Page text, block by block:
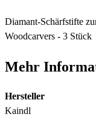
Diamant-Schärfstifte
Woodcarvers - 3 Stück
Mehr
Hersteller
Kaindl